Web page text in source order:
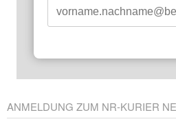
ANMELDUNG ZUM NR-KURIER